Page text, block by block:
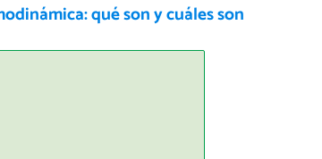
qué son y cuáles son